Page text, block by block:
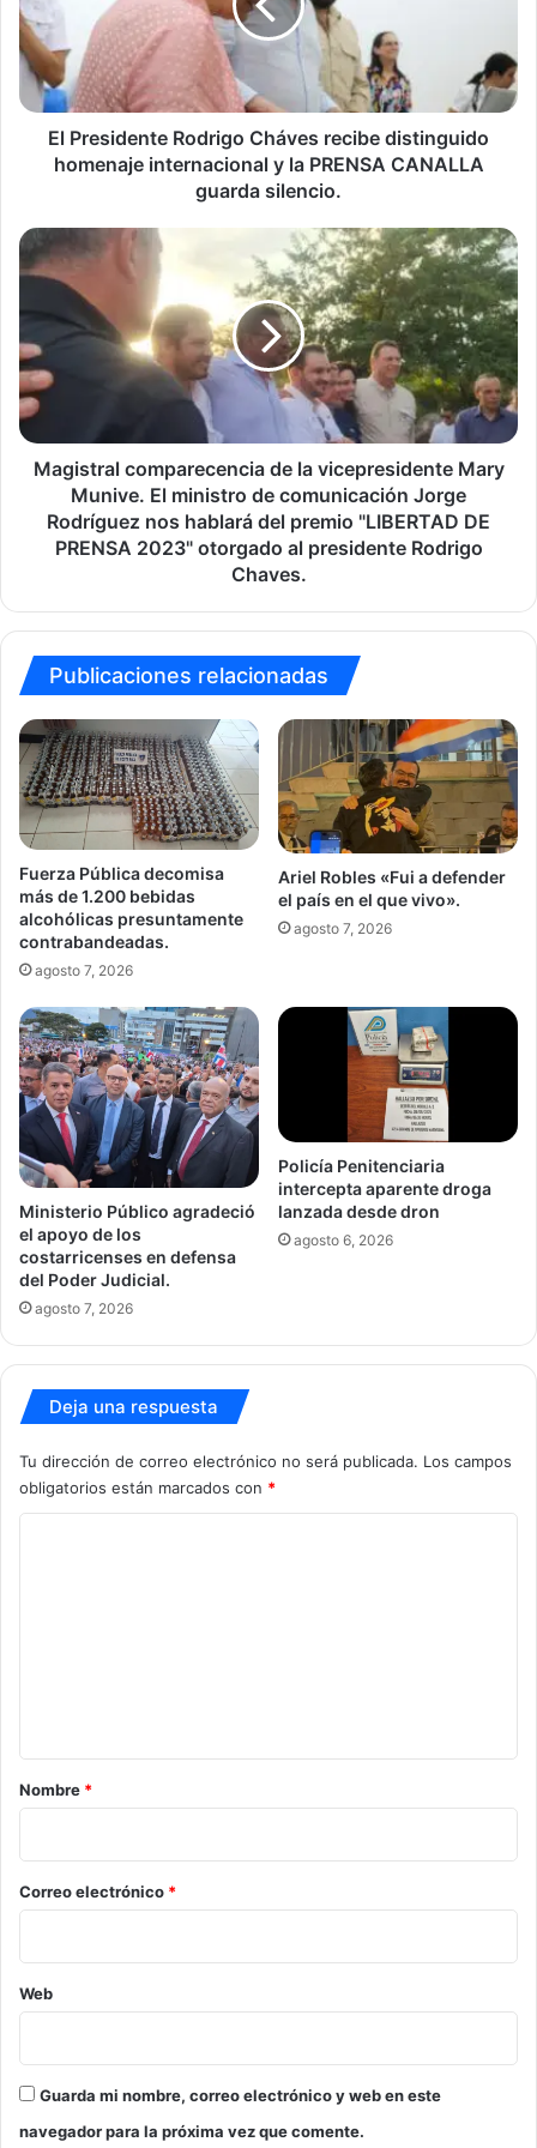
recibe
distinguido
homenaje
internacional
y
PRENSA
silencio.
El Presidente Rodrigo Cháves recibe distinguido
homenaje internacional y la PRENSA CANALLA
guarda silencio.
Magistral
comparecencia
la
vicepresidente
Mary
Munive.
El
ministro
de
comunicación
Jorge
Rodríguez
del
"LIBERTAD
DE
PRENSA
2023"
otorgado
al
presidente
Rodrigo
Chaves.
Magistral comparecencia de la vicepresidente Mary
Munive. El ministro de comunicación Jorge
Rodríguez nos hablará del premio "LIBERTAD DE
PRENSA 2023" otorgado al presidente Rodrigo
Chaves.
Publicaciones relacionadas
Fuerza Pública decomisa
más de 1.200 bebidas
alcohólicas presuntamente
contrabandeadas.
agosto 7, 2026
Ariel Robles «Fui a defender
el país en el que vivo».
agosto 7, 2026
Ministerio Público agradeció
el apoyo de los
costarricenses en defensa
del Poder Judicial.
agosto 7, 2026
Policía Penitenciaria
intercepta aparente droga
lanzada desde dron
agosto 6, 2026
Deja una respuesta
Tu dirección de correo electrónico no será publicada. Los campos
obligatorios están marcados con *
r
i
o
*
Nombre *
Correo electrónico *
Web
Guarda mi nombre, correo electrónico y web en este
navegador para la próxima vez que comente.